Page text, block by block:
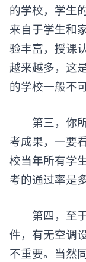
的学校，学生
来自于学生和
验丰富，授课
越来越多，这
的学校一般不可
第三，你所
考成果，一要
校当年所有学
考的通过率是多
第四，至于
件，有无空调
不重要。当然